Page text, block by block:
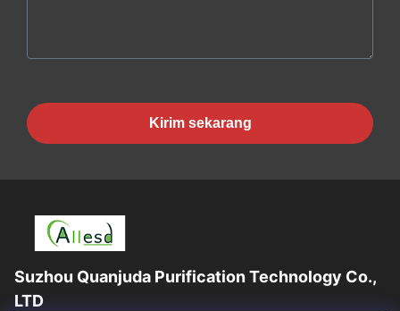
Kirim sekarang
Suzhou Quanjuda Purification Technology Co.,
LTD